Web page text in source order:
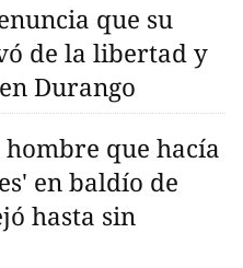
que su
de la libertad y
Durango
que hacía
en baldío de
hasta sin